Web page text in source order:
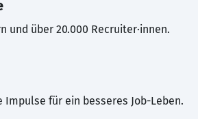
und über 20.000 Recruiter·innen.
für ein besseres Job-Leben.